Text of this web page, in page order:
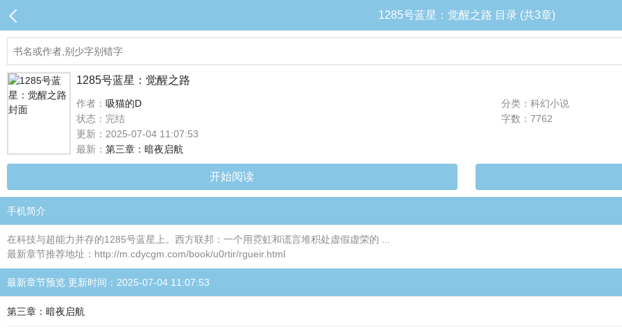
1285号蓝星：觉醒之路 目录 (共3章)
1285号蓝星：觉醒之路
作者： 吸猫的D
分类：科幻小说
状态：完结
字数：7762
更新：2025-07-04 11:07:53
最新： 第三章：暗夜启航
开始阅读
手机简介
在科技与超能力并存的1285号蓝星上。西方联邦：一个用霓虹和谎言堆积处虚假虚荣的 ...
最新章节推荐地址：http://m.cdycgm.com/book/u0rtir/rgueir.html
最新章节预览 更新时间：2025-07-04 11:07:53
第三章：暗夜启航